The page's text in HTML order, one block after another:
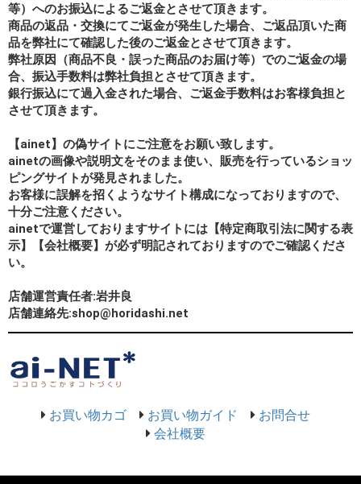
等）へのお振込によるご返金とさせて頂きます。
商品の返品・交換にてご返金が発生した場合、ご返品頂いた商
品を弊社にて確認した後のご返金とさせて頂きます。
弊社原因（商品不良・誤った商品のお届け等）でのご返金の場
合、振込手数料は弊社負担とさせて頂きます。
銀行振込にて過入金された場合、ご返金手数料はお客様負担と
させて頂きます。
【ainet】の偽サイトにご注意をお願い致します。
ainetの画像や説明文をそのまま使い、販売を行っているショッ
ピングサイトが発見されました。
お客様に誤解を招くようなサイト構成になっておりますので、
十分ご注意ください。
ainetで運営しておりますサイトには【特定商取引法に関する表
示】【会社概要】が必ず明記されておりますのでご確認くださ
い。
店舗運営責任者:岩井良
店舗連絡先:shop@horidashi.net
お買い物カゴ お買い物ガイド
お問合せ
会社概要